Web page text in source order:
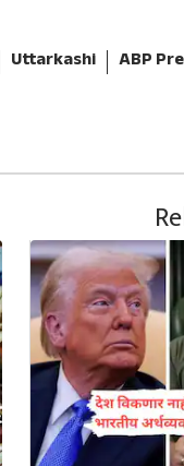
Uttarkashi ABP